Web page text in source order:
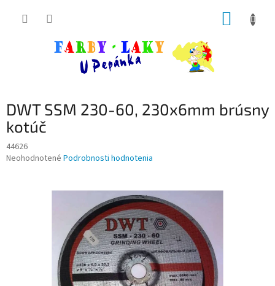
DWT SSM 230-60, 230x6mm brúsny
kotúč
44626
Priemerné
Neohodnotené Podrobnosti hodnotenia